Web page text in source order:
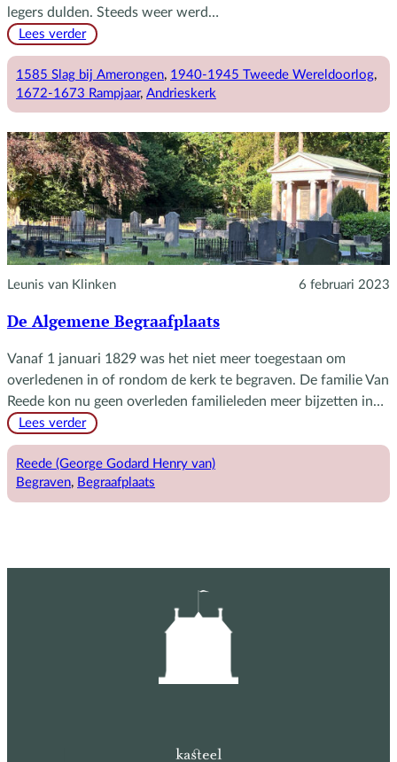
legers dulden. Steeds weer werd…
Lees verder:
Andrieskerk
in
oorlog
1585 Slag bij Amerongen, 1940-1945 Tweede Wereldoorlog
1672-1673 Rampjaar, Andrieskerk
Leunis van Klinken 6 februari 2023
De Algemene Begraafplaats
Vanaf 1 januari 1829 was het niet meer toegestaan om
overledenen in of rondom de kerk te begraven. De familie Van
Reede kon nu geen overleden familieleden meer bijzetten in…
Lees verder:
Algemene
Begraafplaats
Reede (George Godard Henry van)
Begraven, Begraafplaats